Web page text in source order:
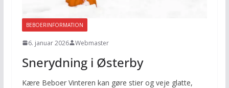
BEBOERINFORMATION
6. januar 2026 Webmaster
Snerydning i Østerby
Kære Beboer Vinteren kan gøre stier og veje glatte,